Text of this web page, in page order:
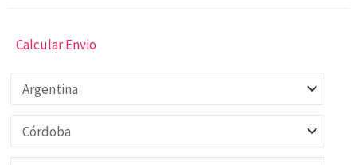
Calcular Envio